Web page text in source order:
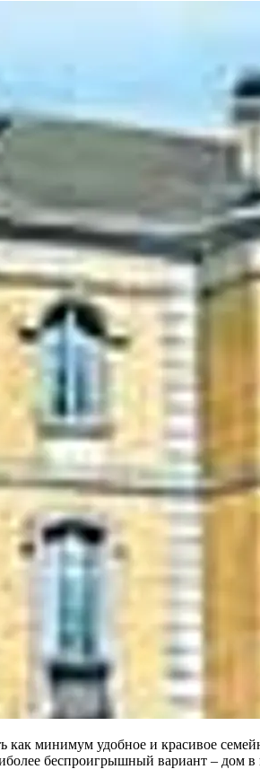
как минимум удобное и красивое
беспроигрышный вариант – дом в